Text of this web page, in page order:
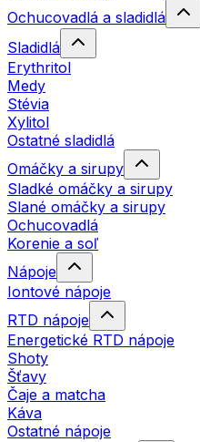
Ochucovadlá a sladidlá
Sladidlá
Erythritol
Medy
Stévia
Xylitol
Ostatné sladidlá
Omáčky a sirupy
Sladké omáčky a sirupy
Slané omáčky a sirupy
Ochucovadlá
Korenie a soľ
Nápoje
Iontové nápoje
RTD nápoje
Energetické RTD nápoje
Shoty
Šťavy
Čaje a matcha
Káva
Ostatné nápoje